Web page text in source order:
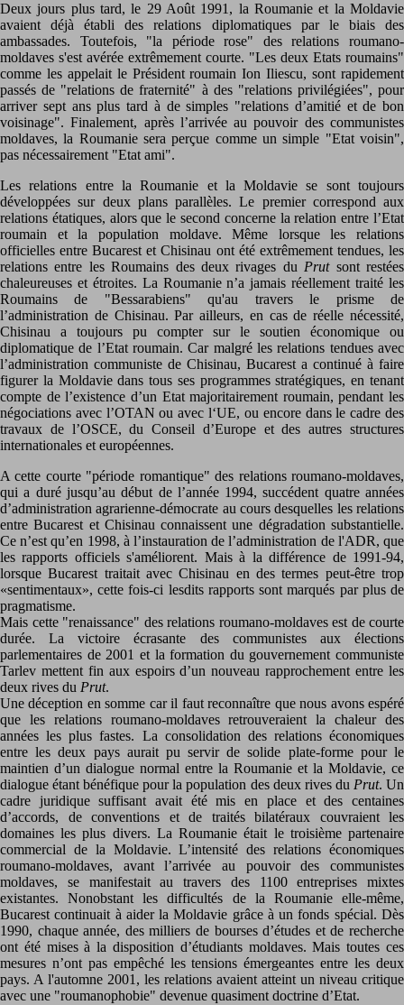
Deux jours plus tard, le 29 Août 1991, la Roumanie et la Moldavie
avaient déjà établi des relations diplomatiques par le biais des
ambassades. Toutefois, "la période rose" des relations roumano-
moldaves s'est avérée extrêmement courte. "Les deux Etats roumains"
comme les appelait le Président roumain Ion Iliescu, sont rapidement
passés de "relations de fraternité" à des "relations privilégiées", pour
arriver sept ans plus tard à de simples "relations d’amitié et de bon
voisinage". Finalement, après l’arrivée au pouvoir des communistes
moldaves, la Roumanie sera perçue comme un simple "Etat voisin",
pas nécessairement "Etat ami".
Les relations entre la Roumanie et la Moldavie se sont toujours
développées sur deux plans parallèles. Le premier correspond aux
relations étatiques, alors que le second concerne la relation entre l’Etat
roumain et la population moldave. Même lorsque les relations
officielles entre Bucarest et Chisinau ont été extrêmement tendues, les
relations entre les Roumains des deux rivages du Prutsont restées
chaleureuses et étroites. La Roumanie n’a jamais réellement traité les
Roumains de "Bessarabiens" qu'au travers le prisme de
l’administration de Chisinau. Par ailleurs, en cas de réelle nécessité,
Chisinau a toujours pu compter sur le soutien économique ou
diplomatique de l’Etat roumain. Car malgré les relations tendues avec
l’administration communiste de Chisinau, Bucarest a continué à faire
figurer la Moldavie dans tous ses programmes stratégiques, en tenant
compte de l’existence d’un Etat majoritairement roumain, pendant les
négociations avec l’OTAN ou avec l‘UE, ou encore dans le cadre des
travaux de l’OSCE, du Conseil d’Europe et des autres structures
internationales et européennes.
A cette courte "période romantique" des relations roumano-moldaves,
qui a duré jusqu’au début de l’année 1994, succédent quatre années
d’administration agrarienne-démocrate au cours desquelles les relations
entre Bucarest et Chisinau connaissent une dégradation substantielle.
Ce n’est qu’en 1998, à l’instauration de l’administration de l'ADR, que
les rapports officiels s'améliorent. Mais à la différence de 1991-94,
lorsque Bucarest traitait avec Chisinau en des termes peut-être trop
«sentimentaux», cette fois-ci lesdits rapports sont marqués par plus de
pragmatisme.
Mais cette "renaissance" des relations roumano-moldaves est de courte
durée. La victoire écrasante des communistes aux élections
parlementaires de 2001 et la formation du gouvernement communiste
Tarlev mettent fin aux espoirs d’un nouveau rapprochement entre les
deux rives du Prut.
Une déception en somme car il faut reconnaître que nous avons espéré
que les relations roumano-moldaves retrouveraient la chaleur des
années les plus fastes. La consolidation des relations économiques
entre les deux pays aurait pu servir de solide plate-forme pour le
maintien d’un dialogue normal entre la Roumanie et la Moldavie, ce
dialogue étant bénéfique pour la population des deux rives du Prut. Un
cadre juridique suffisant avait été mis en place et des centaines
d’accords, de conventions et de traités bilatéraux couvraient les
domaines les plus divers. La Roumanie était le troisième partenaire
commercial de la Moldavie. L’intensité des relations économiques
roumano-moldaves, avant l’arrivée au pouvoir des communistes
moldaves, se manifestait au travers des 1100 entreprises mixtes
existantes. Nonobstant les difficultés de la Roumanie elle-même,
Bucarest continuait à aider la Moldavie grâce à un fonds spécial. Dès
1990, chaque année, des milliers de bourses d’études et de recherche
ont été mises à la disposition d’étudiants moldaves. Mais toutes ces
mesures n’ont pas empêché les tensions émergeantes entre les deux
pays. A l'automne 2001, les relations avaient atteint un niveau critique
avec une "roumanophobie" devenue quasiment doctrine d’Etat.